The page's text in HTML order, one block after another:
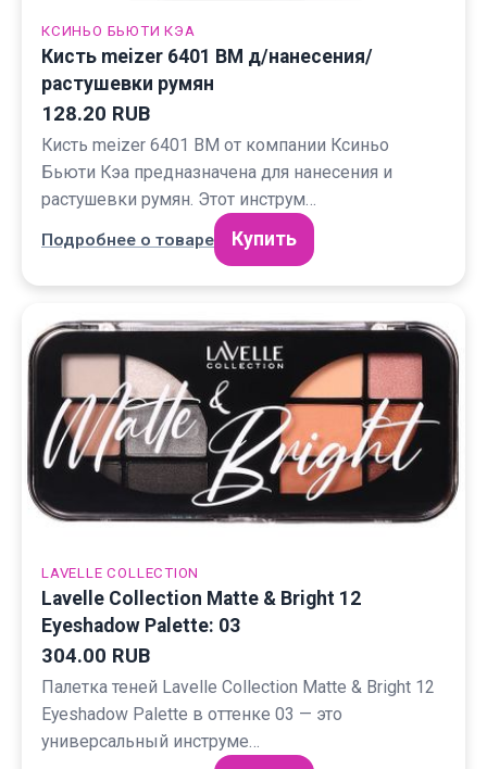
КСИНЬО БЬЮТИ КЭА
Кисть meizer 6401 BM д/нанесения/
растушевки румян
128.20 RUB
Кисть meizer 6401 BM от компании Ксиньо
Бьюти Кэа предназначена для нанесения и
растушевки румян. Этот инструм…
Подробнее о товаре Купить
LAVELLE COLLECTION
Lavelle Collection Matte & Bright 12
Eyeshadow Palette: 03
304.00 RUB
Палетка теней Lavelle Collection Matte & Bright 12
Eyeshadow Palette в оттенке 03 — это
универсальный инструме…